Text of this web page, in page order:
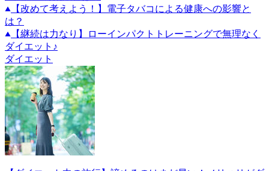
【改めて考えよう！】電子タバコによる健康への影響と
は？
【継続は力なり】ローインパクトトレーニングで無理なく
ダイエット♪
ダイエット